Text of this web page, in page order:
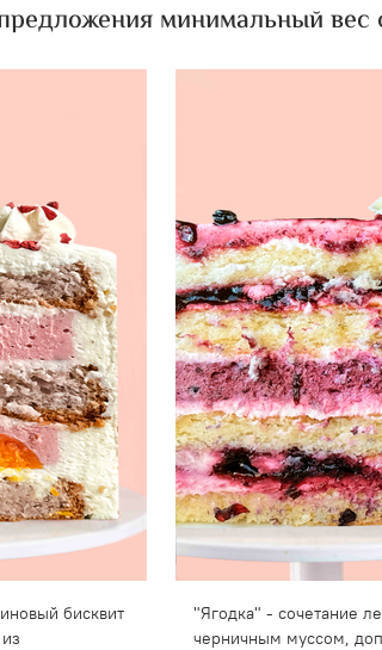
минимальный вес
бисквит
"Ягодка" - сочетание
черничным муссом,